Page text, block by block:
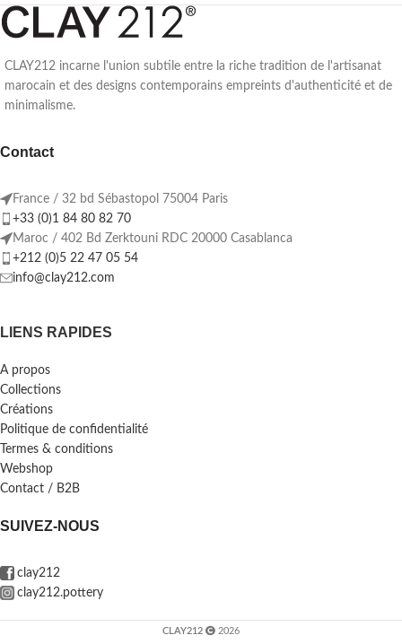
CLAY212 incarne l'union subtile entre la riche tradition de l'artisanat
marocain et des designs contemporains empreints d'authenticité et de
minimalisme.
Contact
France / 32 bd Sébastopol 75004 Paris
+33 (0)1 84 80 82 70
Maroc / 402 Bd Zerktouni RDC 20000 Casablanca
+212 (0)5 22 47 05 54
info@clay212.com
LIENS RAPIDES
A propos
Collections
Créations
Politique de confidentialité
Termes & conditions
Webshop
Contact / B2B
SUIVEZ-NOUS
clay212
clay212.pottery
CLAY212 2026